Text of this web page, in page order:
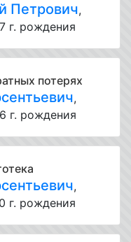
Петрович,
г. рождения
потерях
,
г. рождения
,
г. рождения